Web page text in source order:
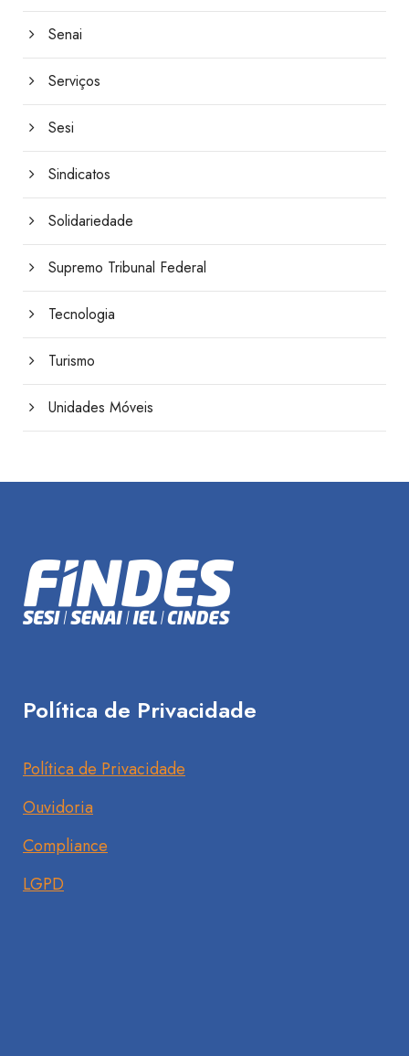
Senai
Serviços
Sesi
Sindicatos
Solidariedade
Supremo Tribunal Federal
Tecnologia
Turismo
Unidades Móveis
Política de Privacidade
Política de Privacidade
Ouvidoria
Compliance
LGPD